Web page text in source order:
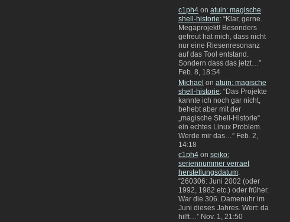
c1ph4 on atuin: magische
shell-historie: “Klar, gerne.
Megaprojekt! Besonders
gefreut hat mich, dass nicht
nur eine Riesenresonanz
auf das Tool entstand.
Sondern dass das jetzt…”
Feb. 8, 18:54
Michael on atuin: magische
shell-historie: “Das Projekte
kannte ich noch gar nicht,
behebt aber mit der
„magische Shell-Historie“
ein echtes Linux Problem.
Werde mir das… ” Feb. 2,
14:18
c1ph4 on seiko:
seriennummer verraet
herstellungsdatum:
“260306: Juni 2002 (oder
1992, 1982 etc.) oder früher.
War die 306. Damenuhr im
Juni dieses Jahres. Wert: da
hilft…” Nov. 1, 21:50